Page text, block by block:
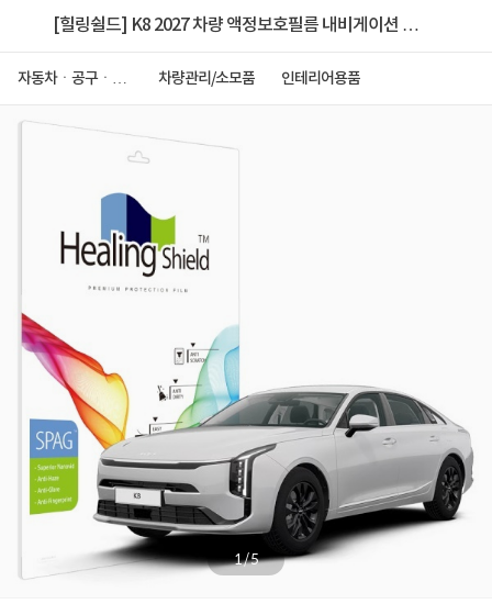
[힐링쉴드] K8 2027 차량 액정보호필름 내비게이션 슈
자동차ㆍ공구ㆍ안
차량관리/소모품 인테리어용품
1/5